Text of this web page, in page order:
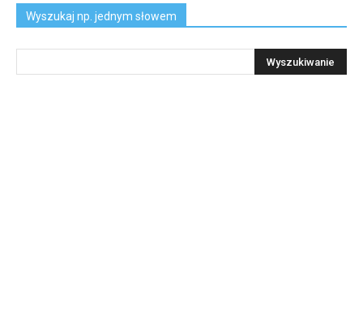
Wyszukaj np. jednym słowem